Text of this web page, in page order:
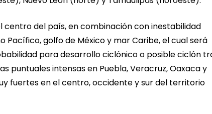
del país, en combinación con inestabilidad
golfo de México y mar Caribe, el cual será
para desarrollo ciclónico o posible ciclón
puntuales intensas en Puebla, Veracruz, Oaxaca y
fuertes en el centro, occidente y sur del territorio